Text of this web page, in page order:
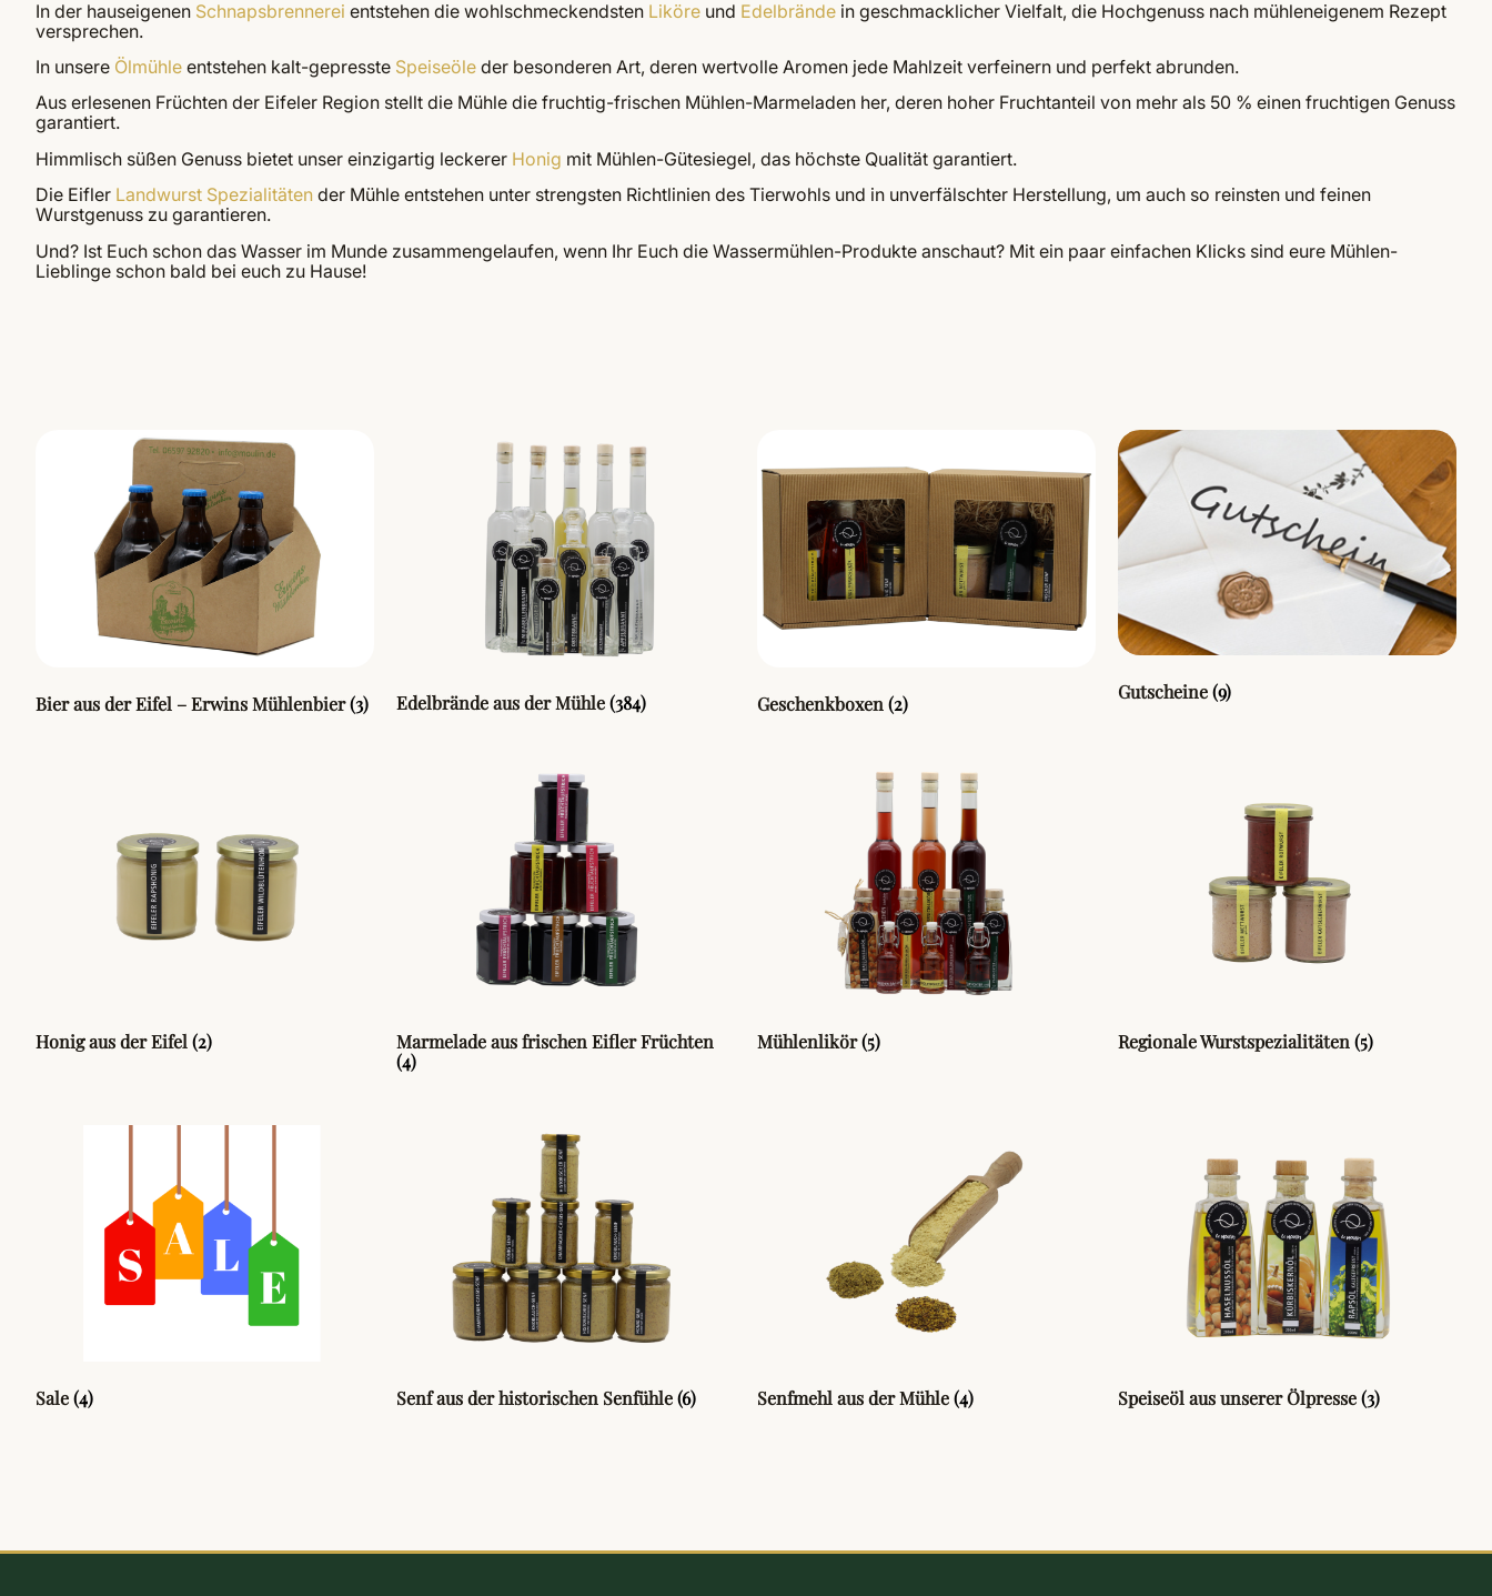
In der hauseigenen Schnapsbrennerei entstehen die wohlschmeckendsten Liköre und Edelbrände in geschmacklicher Vielfalt, die Hochgenuss nach mühleneigenem Rezept
versprechen.
In unsere Ölmühle entstehen kalt-gepresste Speiseöle der besonderen Art, deren wertvolle Aromen jede Mahlzeit verfeinern und perfekt abrunden.
Aus erlesenen Früchten der Eifeler Region stellt die Mühle die fruchtig-frischen Mühlen-Marmeladen her, deren hoher Fruchtanteil von mehr als 50 % einen fruchtigen Genuss
garantiert.
Himmlisch süßen Genuss bietet unser einzigartig leckerer Honig mit Mühlen-Gütesiegel, das höchste Qualität garantiert.
Die Eifler Landwurst Spezialitäten der Mühle entstehen unter strengsten Richtlinien des Tierwohls und in unverfälschter Herstellung, um auch so reinsten und feinen
Wurstgenuss zu garantieren.
Und? Ist Euch schon das Wasser im Munde zusammengelaufen, wenn Ihr Euch die Wassermühlen-Produkte anschaut? Mit ein paar einfachen Klicks sind eure Mühlen-
Lieblinge schon bald bei euch zu Hause!
Bier aus der Eifel – Erwins Mühlenbier(3) Edelbrände aus der Mühle(384) Geschenkboxen(2)
Gutscheine(9)
Honig aus der Eifel (2)
Marmelade aus frischen Eifler Früchten
(4)
Mühlenlikör(5) Regionale Wurstspezialitäten (5)
Sale(4) Senf aus der historischen Senfühle(6) Senfmehl aus der Mühle(4) Speiseöl aus unserer Ölpresse(3)